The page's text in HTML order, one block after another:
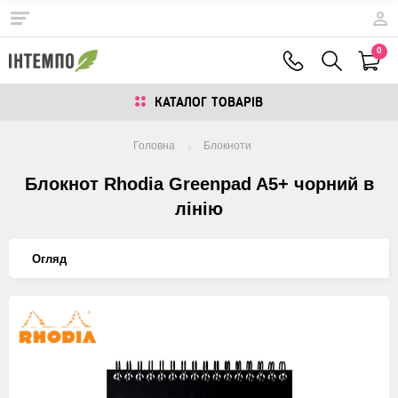
0
КАТАЛОГ ТОВАРIВ
Головна Блокноти
Блокнот Rhodia Greenpad A5+ чорний в
лінію
Огляд
Изображения
товаров